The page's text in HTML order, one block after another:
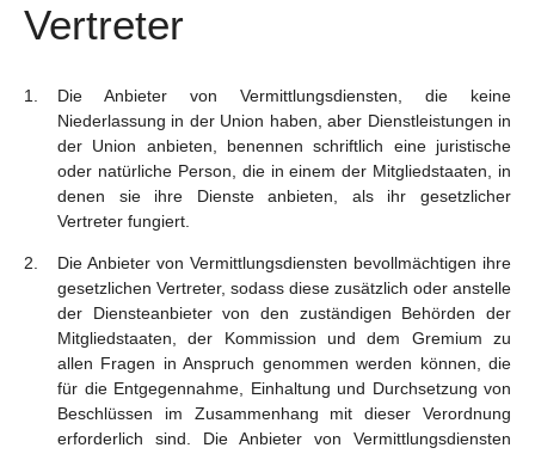
Vertreter
Die Anbieter von Vermittlungsdiensten, die keine
Niederlassung in der Union haben, aber Dienstleistungen in
der Union anbieten, benennen schriftlich eine juristische
oder natürliche Person, die in einem der Mitgliedstaaten, in
denen sie ihre Dienste anbieten, als ihr gesetzlicher
Vertreter fungiert.
Die Anbieter von Vermittlungsdiensten bevollmächtigen ihre
gesetzlichen Vertreter, sodass diese zusätzlich oder anstelle
der Diensteanbieter von den zuständigen Behörden der
Mitgliedstaaten, der Kommission und dem Gremium zu
allen Fragen in Anspruch genommen werden können, die
für die Entgegennahme, Einhaltung und Durchsetzung von
Beschlüssen im Zusammenhang mit dieser Verordnung
erforderlich sind. Die Anbieter von Vermittlungsdiensten